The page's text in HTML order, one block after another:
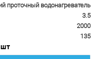
проточный водонагреватель
3.5
2000
135